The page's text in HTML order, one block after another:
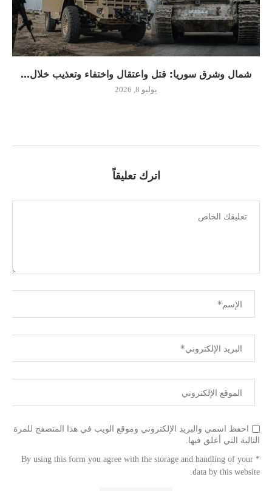
شمال وشرق سوريا: قتل واعتقال واختفاء وتعذيب خلال...
يوليو 8, 2026
اترك تعليقاً
احفظ اسمي والبريد الإلكتروني وموقع الويب في هذا المتصفح للمرة
التالية التي أعلق فيها.
* By using this form you agree with the storage and handling of your
data by this website.